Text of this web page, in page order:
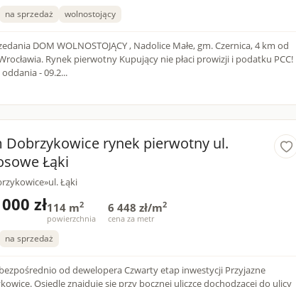
na sprzedaż wolnostojący
Małe, gm. Czernica, 4 km od
Kupujący nie płaci prowizji i podatku PCC!
- 09.2...
Dobrzykowice rynek pierwotny ul.
Łąki
»ul. Łąki
zł114 m2
powierzchnia
6 448 zł/m2
cena za metr
na sprzedaż
od dewelopera Czwarty etap inwestycji Przyjazne
Osiedle znajduje się przy bocznej uliczce dochodzącej do ulicy